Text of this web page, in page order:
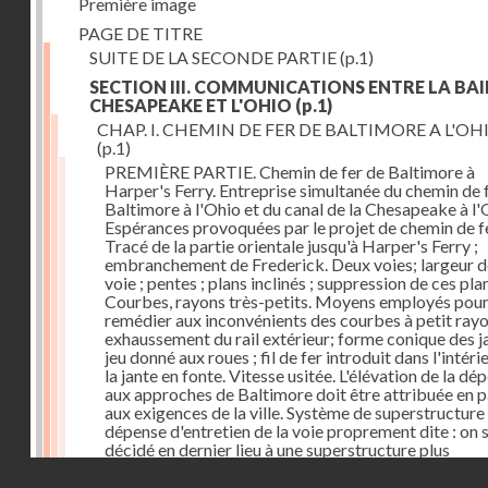
PAGE DE TITRE
SUITE DE LA SECONDE PARTIE(p.1)
SECTION III. COMMUNICATIONS ENTRE LA
CHESAPEAKE ET L'OHIO (p.1)
CHAP. I. CHEMIN DE FER DE BALTIMORE A
(p.1)
PREMIÈRE PARTIE. Chemin de fer de Baltimore à
Harper's Ferry. Entreprise simultanée du chemin de
Baltimore à l'Ohio et du canal de la Chesapeake à
Espérances provoquées par le projet de chemin de
Tracé de la partie orientale jusqu'à Harper's Ferry ;
embranchement de Frederick. Deux voies; largeur
voie ; pentes ; plans inclinés ; suppression de ces
Courbes, rayons très-petits. Moyens employés pour
remédier aux inconvénients des courbes à petit
exhaussement du rail extérieur; forme conique des
jeu donné aux roues ; fil de fer introduit dans
la jante en fonte. Vitesse usitée. L'élévation de la
aux approches de Baltimore doit être attribuée en
aux exigences de la ville. Système de superstructure
dépense d'entretien de la voie proprement dite : on
décidé en dernier lieu à une superstructure plus